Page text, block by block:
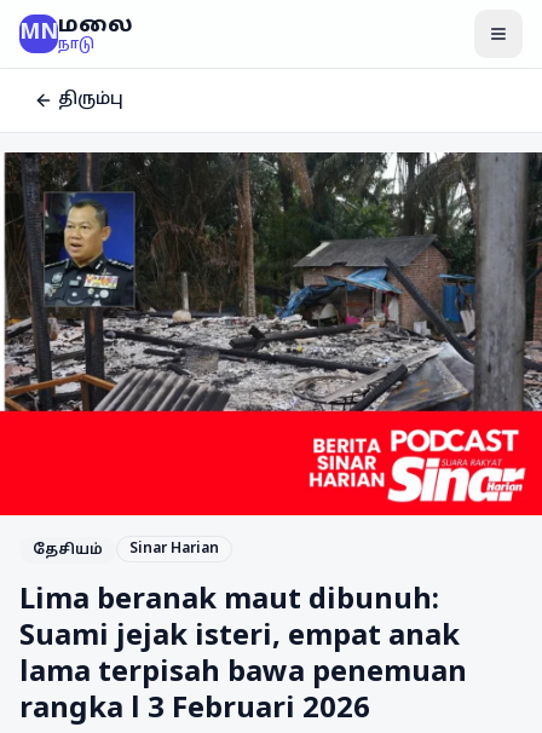
MNமலை
நாடு
திரும்பு
தேசியம் Sinar Harian
Lima beranak maut dibunuh:
Suami jejak isteri, empat anak
lama terpisah bawa penemuan
rangka l 3 Februari 2026